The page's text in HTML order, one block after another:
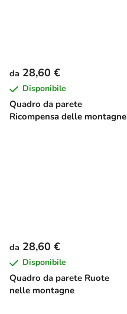
Quadro da parete
Ricompensa delle montagne
da 28,60 €
Disponibile
Quadro da parete Ruote
nelle montagne
da 28,60 €
Disponibile